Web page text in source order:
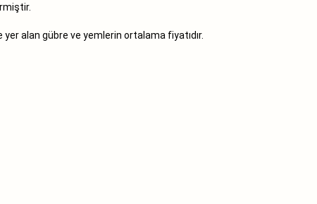
yer alan gübre ve yemlerin ortalama fiyatıdır.